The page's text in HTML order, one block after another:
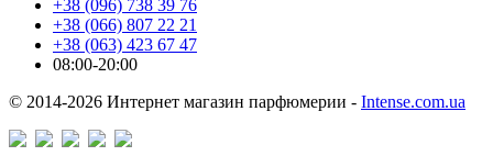
+38 (096) 738 39 76
+38 (066) 807 22 21
+38 (063) 423 67 47
08:00-20:00
© 2014-2026 Интернет магазин парфюмерии - Intense.com.ua